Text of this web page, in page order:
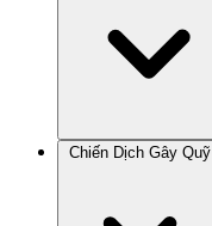
Chiến Dịch Gây Quỹ